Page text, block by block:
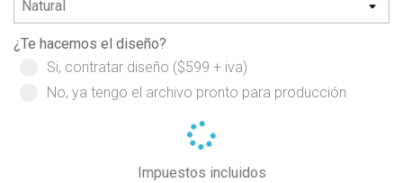
¿Te hacemos el diseño?
Si, contratar diseño ($599 + iva)
No, ya tengo el archivo pronto para producción
Impuestos incluidos